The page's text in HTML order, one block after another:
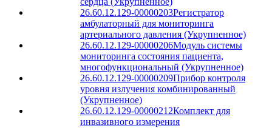
26.60.12.129-00000203Регистратор
амбулаторный для мониторинга
артериального давления (Укрупненное)
26.60.12.129-00000206Модуль системы
мониторинга состояния пациента,
многофункциональный (Укрупненное)
26.60.12.129-00000209Прибор контроля
уровня излучения комбинированный
(Укрупненное)
26.60.12.129-00000212Комплект для
инвазивного измерения